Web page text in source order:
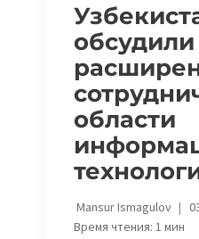
области
Mansur Ismagulov
Время чтения: 1 мин